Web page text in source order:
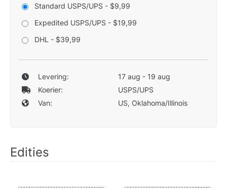
Standard USPS/UPS - $9,99
Expedited USPS/UPS - $19,99
DHL - $39,99
Levering:
17 aug - 19 aug
Koerier:
USPS/UPS
Van:
US, Oklahoma/Illinois
Edities